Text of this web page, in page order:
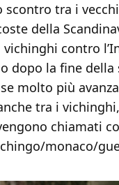
scontro tra i
della
contro
dopo la fine della
molto più
tra i
chiamati
monaco/